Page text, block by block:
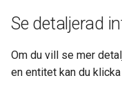
Se detaljerad
Om du vill se mer
en entitet kan du